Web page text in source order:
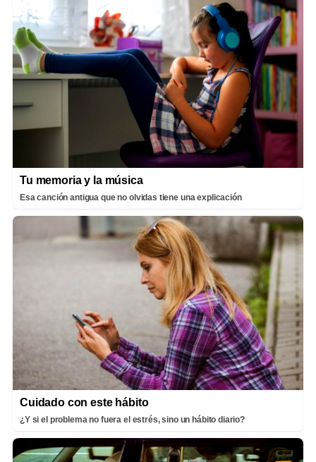
Tu memoria y la música
Esa canción antigua que no olvidas tiene una explicación
Cuidado con este hábito
¿Y si el problema no fuera el estrés, sino un hábito diario?